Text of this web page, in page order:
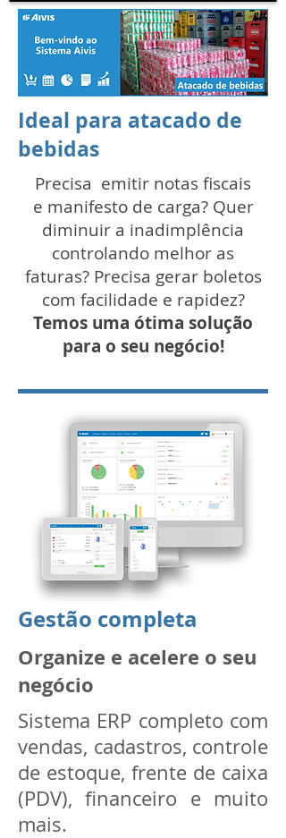
Ideal para atacado de
bebidas
Precisa emitir notas fiscais
e manifesto de carga? Quer
diminuir a inadimplência
controlando melhor as
faturas? Precisa gerar boletos
com facilidade e rapidez?
Temos uma ótima solução
para o seu negócio!
Gestão completa
Organize e acelere o seu
negócio
Sistema ERP completo com
vendas, cadastros, controle
de estoque, frente de caixa
(PDV), financeiro e muito
mais.